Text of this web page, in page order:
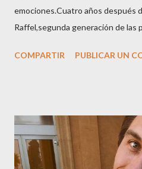
emociones.Cuatro años después
Raffel,segunda generación de las
sector en una cena de
peluquería del grupo.Justo hace
contaba detalles del homenaje
radio,en el programa que
COMPARTIR PUBLICAR UN